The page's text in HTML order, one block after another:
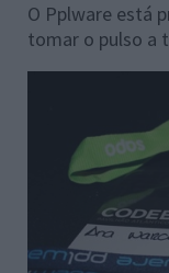
O Pplware está
tomar o pulso a